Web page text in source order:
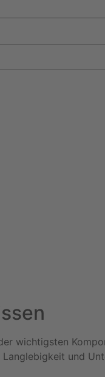
wichtigsten
und